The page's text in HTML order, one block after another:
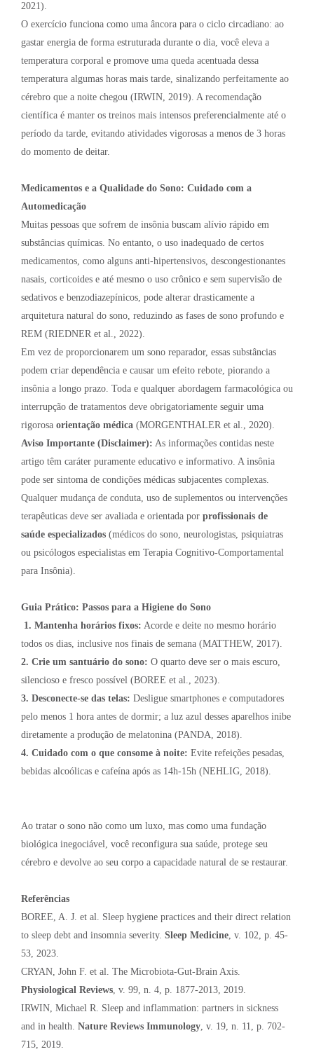
2021).
O exercício funciona como uma âncora para o ciclo circadiano: ao
gastar energia de forma estruturada durante o dia, você eleva a
temperatura corporal e promove uma queda acentuada dessa
temperatura algumas horas mais tarde, sinalizando perfeitamente ao
cérebro que a noite chegou (IRWIN, 2019). A recomendação
científica é manter os treinos mais intensos preferencialmente até o
período da tarde, evitando atividades vigorosas a menos de 3 horas
do momento de deitar.
Medicamentos e a Qualidade do Sono: Cuidado com a
Automedicação
Muitas pessoas que sofrem de insônia buscam alívio rápido em
substâncias químicas. No entanto, o uso inadequado de certos
medicamentos, como alguns anti-hipertensivos, descongestionantes
nasais, corticoides e até mesmo o uso crônico e sem supervisão de
sedativos e benzodiazepínicos, pode alterar drasticamente a
arquitetura natural do sono, reduzindo as fases de sono profundo e
REM (RIEDNER et al., 2022).
Em vez de proporcionarem um sono reparador, essas substâncias
podem criar dependência e causar um efeito rebote, piorando a
insônia a longo prazo. Toda e qualquer abordagem farmacológica ou
interrupção de tratamentos deve obrigatoriamente seguir uma
rigorosa orientação médica (MORGENTHALER et al., 2020).
Aviso Importante (Disclaimer): As informações contidas neste
artigo têm caráter puramente educativo e informativo. A insônia
pode ser sintoma de condições médicas subjacentes complexas.
Qualquer mudança de conduta, uso de suplementos ou intervenções
terapêuticas deve ser avaliada e orientada por profissionais de
saúde especializados (médicos do sono, neurologistas, psiquiatras
ou psicólogos especialistas em Terapia Cognitivo-Comportamental
para Insônia).
Guia Prático: Passos para a Higiene do Sono
1. Mantenha horários fixos: Acorde e deite no mesmo horário
todos os dias, inclusive nos finais de semana (MATTHEW, 2017).
2. Crie um santuário do sono: O quarto deve ser o mais escuro,
silencioso e fresco possível (BOREE et al., 2023).
3. Desconecte-se das telas: Desligue smartphones e computadores
pelo menos 1 hora antes de dormir; a luz azul desses aparelhos inibe
diretamente a produção de melatonina (PANDA, 2018).
4. Cuidado com o que consome à noite: Evite refeições pesadas,
bebidas alcoólicas e cafeína após as 14h-15h (NEHLIG, 2018).
Ao tratar o sono não como um luxo, mas como uma fundação
biológica inegociável, você reconfigura sua saúde, protege seu
cérebro e devolve ao seu corpo a capacidade natural de se restaurar.
Referências
BOREE, A. J. et al. Sleep hygiene practices and their direct relation
to sleep debt and insomnia severity. Sleep Medicine, v. 102, p. 45-
53, 2023.
CRYAN, John F. et al. The Microbiota-Gut-Brain Axis.
Physiological Reviews, v. 99, n. 4, p. 1877-2013, 2019.
IRWIN, Michael R. Sleep and inflammation: partners in sickness
and in health. Nature Reviews Immunology, v. 19, n. 11, p. 702-
715, 2019.